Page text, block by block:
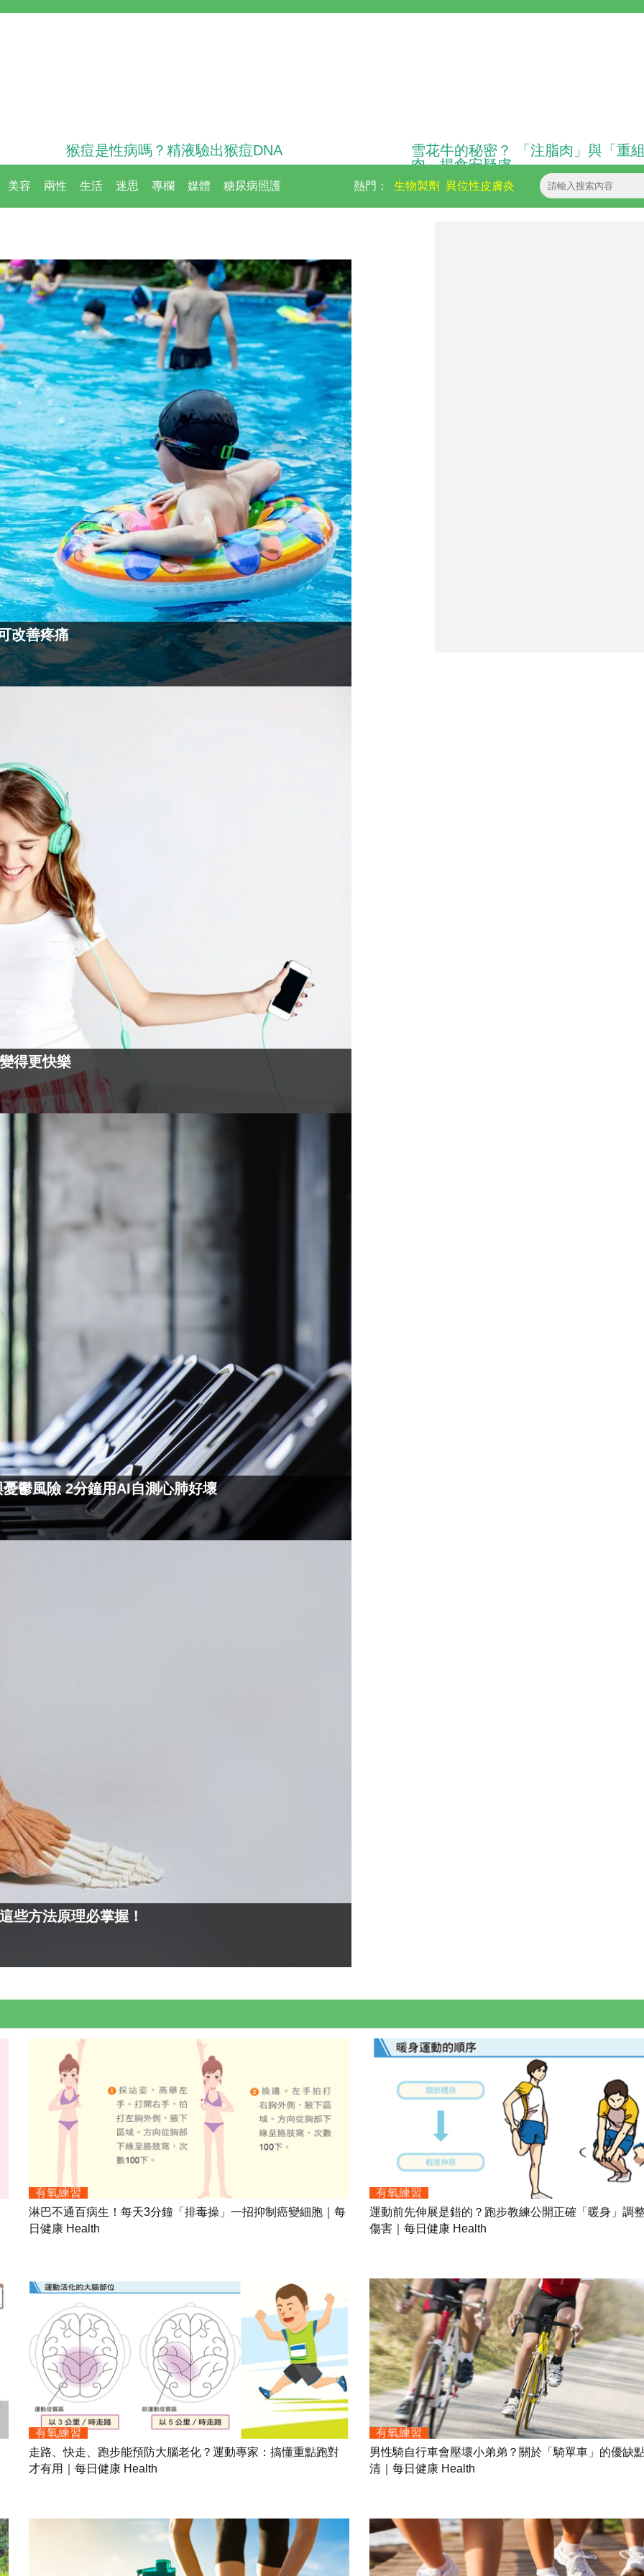
猴痘是性病嗎？精液驗出猴痘DNA
雪花牛的秘密？ 「注脂肉」與「重
肉」揭食安疑慮
美容 兩性 生活 迷思 專欄 媒體 糖尿病照護 異位性皮膚炎
生物製劑
熱門：
改善疼痛
得更快樂
鬱風險 2分鐘用AI自測心肺好壞
些方法原理必掌握！
有氧練習
淋巴不通百病生！每天3分鐘「排毒操」一招抑制癌變細胞｜每
日健康 Health
有氧練習
運動前先伸展是錯的？跑步教練公開正確「暖身」調
傷害｜每日健康 Health
有氧練習
走路、快走、跑步能預防大腦老化？運動專家：搞懂重點跑對
才有用｜每日健康 Health
有氧練習
男性騎自行車會壓壞小弟弟？關於「騎單車」的優缺
清｜每日健康 Health